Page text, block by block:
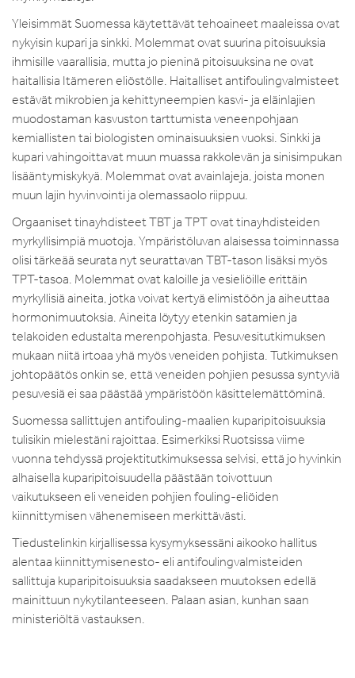
Yleisimmät Suomessa käytettävät tehoaineet maaleissa ovat
nykyisin kupari ja sinkki. Molemmat ovat suurina pitoisuuksia
ihmisille vaarallisia, mutta jo pieninä pitoisuuksina ne ovat
haitallisia Itämeren eliöstölle. Haitalliset antifoulingvalmisteet
estävät mikrobien ja kehittyneempien kasvi- ja eläinlajien
muodostaman kasvuston tarttumista veneenpohjaan
kemiallisten tai biologisten ominaisuuksien vuoksi. Sinkki ja
kupari vahingoittavat muun muassa rakkolevän ja sinisimpukan
lisääntymiskykyä. Molemmat ovat avainlajeja, joista monen
muun lajin hyvinvointi ja olemassaolo riippuu.
Orgaaniset tinayhdisteet TBT ja TPT ovat tinayhdisteiden
myrkyllisimpiä muotoja. Ympäristöluvan alaisessa toiminnassa
olisi tärkeää seurata nyt seurattavan TBT-tason lisäksi myös
TPT-tasoa. Molemmat ovat kaloille ja vesieliöille erittäin
myrkyllisiä aineita, jotka voivat kertyä elimistöön ja aiheuttaa
hormonimuutoksia. Aineita löytyy etenkin satamien ja
telakoiden edustalta merenpohjasta. Pesuvesitutkimuksen
mukaan niitä irtoaa yhä myös veneiden pohjista. Tutkimuksen
johtopäätös onkin se, että veneiden pohjien pesussa syntyviä
pesuvesiä ei saa päästää ympäristöön käsittelemättöminä.
Suomessa sallittujen antifouling-maalien kuparipitoisuuksia
tulisikin mielestäni rajoittaa. Esimerkiksi Ruotsissa viime
vuonna tehdyssä projektitutkimuksessa selvisi, että jo hyvinkin
alhaisella kuparipitoisuudella päästään toivottuun
vaikutukseen eli veneiden pohjien fouling-eliöiden
kiinnittymisen vähenemiseen merkittävästi.
Tiedustelinkin kirjallisessa kysymyksessäni aikooko hallitus
alentaa kiinnittymisenesto- eli antifoulingvalmisteiden
sallittuja kuparipitoisuuksia saadakseen muutoksen edellä
mainittuun nykytilanteeseen. Palaan asian, kunhan saan
ministeriöltä vastauksen.